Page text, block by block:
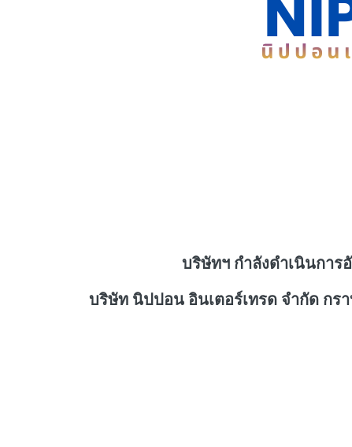
บริษัทฯ กำลังดำเนินการ
บริษัท นิปปอน อินเตอร์เทรด จำกัด ก